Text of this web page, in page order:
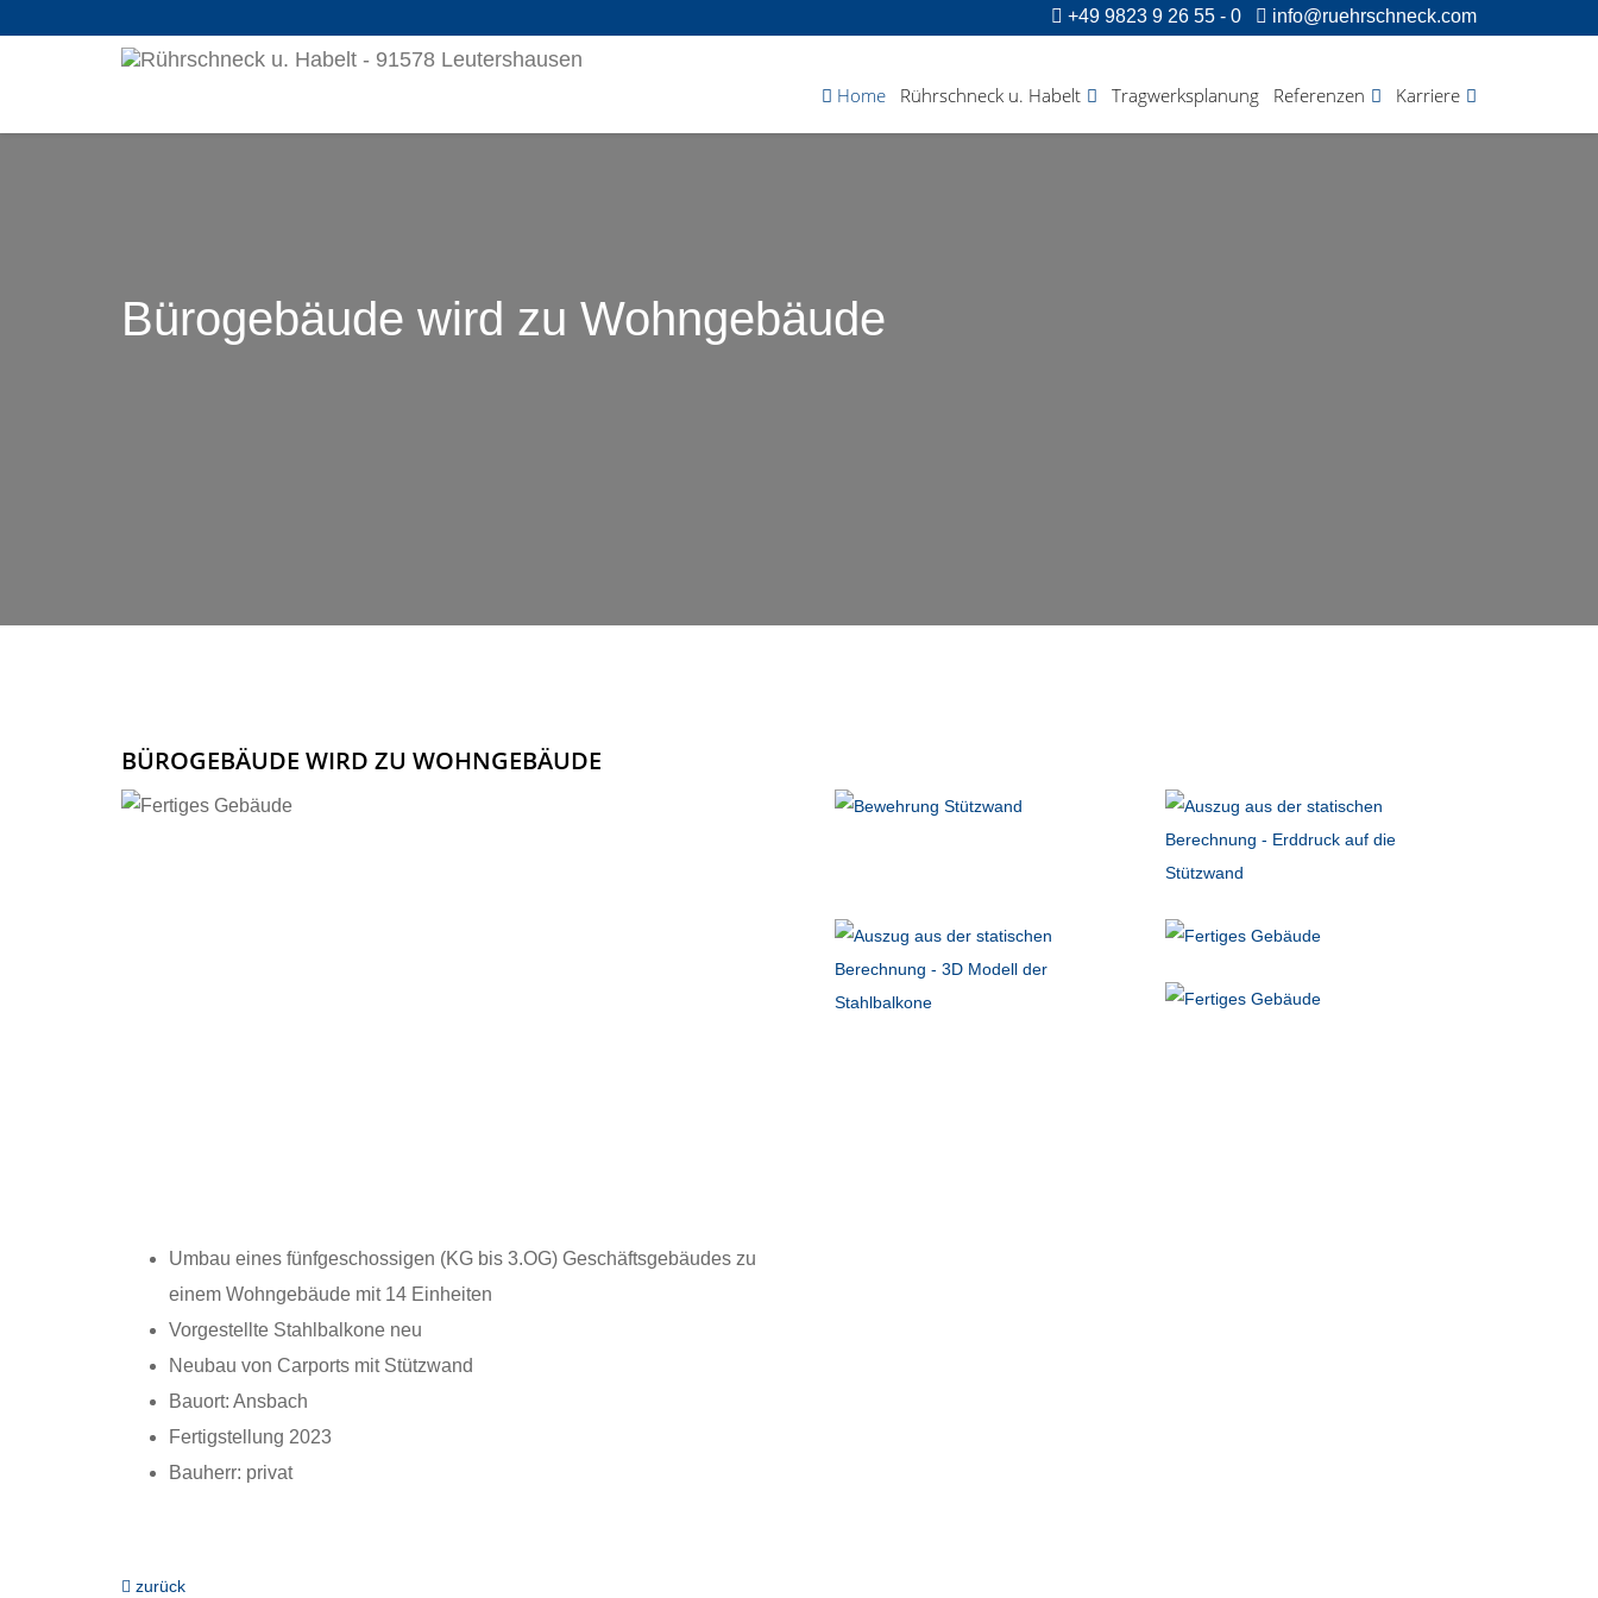
+49 9823 9 26 55 - 0 info@ruehrschneck.com
Home Rührschneck u. Habelt Tragwerksplanung Referenzen Karriere
Bürogebäude wird zu Wohngebäude
BÜROGEBÄUDE WIRD ZU WOHNGEBÄUDE
Umbau eines fünfgeschossigen (KG bis 3.OG) Geschäftsgebäudes zu
einem Wohngebäude mit 14 Einheiten
Vorgestellte Stahlbalkone neu
Neubau von Carports mit Stützwand
Bauort: Ansbach
Fertigstellung 2023
Bauherr: privat
zurück